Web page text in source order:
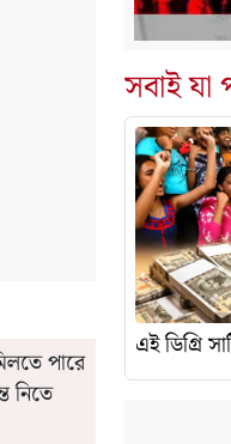
নিতে
সবাই
এর অর্থ কী?এই ডিগ্রি